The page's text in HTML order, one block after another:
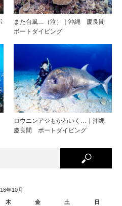
また台風…（泣）｜沖縄 慶良間
ボートダイビング
ロウニンアジもかわいく…｜沖縄
慶良間 ボートダイビング
年10月
木 金 土 日